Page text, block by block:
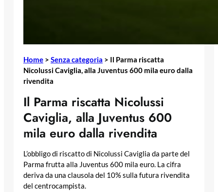
Home > Senza categoria > Il Parma riscatta
Nicolussi Caviglia, alla Juventus 600 mila euro dalla
rivendita
Il Parma riscatta Nicolussi
Caviglia, alla Juventus 600
mila euro dalla rivendita
L’obbligo di riscatto di Nicolussi Caviglia da parte del
Parma frutta alla Juventus 600 mila euro. La cifra
deriva da una clausola del 10% sulla futura rivendita
del centrocampista.